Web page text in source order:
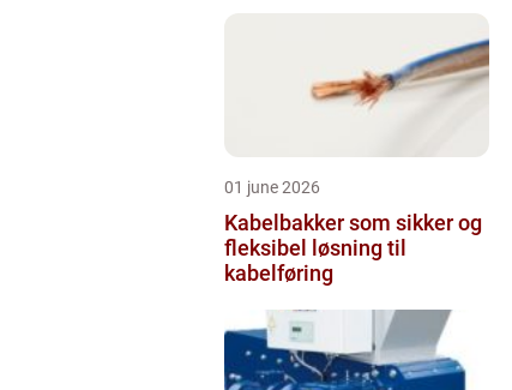
01 june 2026
Kabelbakker som sikker og
fleksibel løsning til
kabelføring